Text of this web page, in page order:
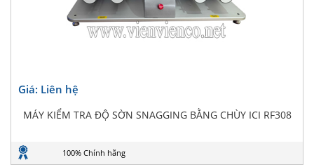
Giá: Liên hệ
MÁY KIỂM TRA ĐỘ SỜN SNAGGING BẰNG CHÙY ICI RF308
100% Chính hãng